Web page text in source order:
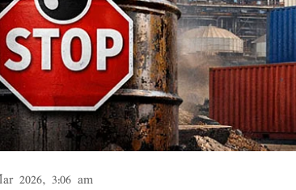
2026, 3:06 am